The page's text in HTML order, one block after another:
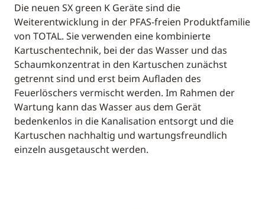
Die neuen SX green K Geräte sind die
Weiterentwicklung in der PFAS-freien Produktfamilie
von TOTAL. Sie verwenden eine kombinierte
Kartuschentechnik, bei der das Wasser und das
Schaumkonzentrat in den Kartuschen zunächst
getrennt sind und erst beim Aufladen des
Feuerlöschers vermischt werden. Im Rahmen der
Wartung kann das Wasser aus dem Gerät
bedenkenlos in die Kanalisation entsorgt und die
Kartuschen nachhaltig und wartungsfreundlich
einzeln ausgetauscht werden.